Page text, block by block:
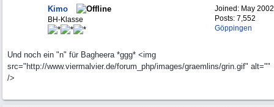
Joined: May 2002
Posts: 7,552
Göppingen
Kimo
BH-Klasse
Und noch ein "n" für Bagheera *ggg* <img
src="http://www.viermalvier.de/forum_php/images/graemlins/grin.gif" alt=""
/>